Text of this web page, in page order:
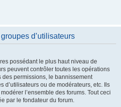
d’utilisateurs
possédant le plus haut niveau de
peuvent contrôler toutes les opérations
permissions, le bannissement
d’utilisateurs ou de modérateurs, etc. Ils
l’ensemble des forums. Tout ceci
par le fondateur du forum.